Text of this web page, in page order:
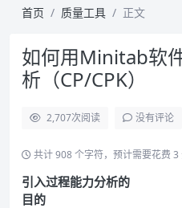
首页 质量工具 正文
如何用Minitab软
析（CP/CPK）
2,707次阅读 没有评论
共计 908 个字符，预计需要花费 3
引入过程能力分析的
目的